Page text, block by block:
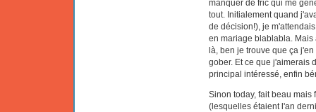
manquer de fric qui me
tout. Initialement quand
de décision!), je
en mariage blablabla. Mais
là, ben je trouve que ça
gober. Et ce que j'aimerais
principal intéressé, enfin
Sinon today, fait beau mais
(lesquelles étaient l'an